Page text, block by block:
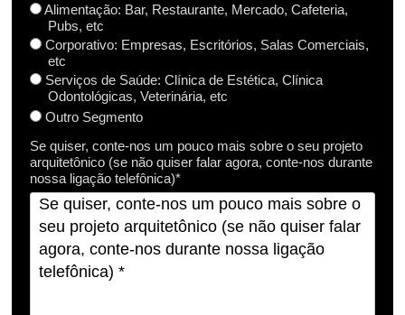
Alimentação: Bar, Restaurante, Mercado, Cafeteria,
Pubs, etc
Corporativo: Empresas, Escritórios, Salas Comerciais,
etc
Serviços de Saúde: Clínica de Estética, Clínica
Odontológicas, Veterinária, etc
Outro Segmento
Se quiser, conte-nos um pouco mais sobre o seu projeto
arquitetônico (se não quiser falar agora, conte-nos durante
nossa ligação telefônica)*